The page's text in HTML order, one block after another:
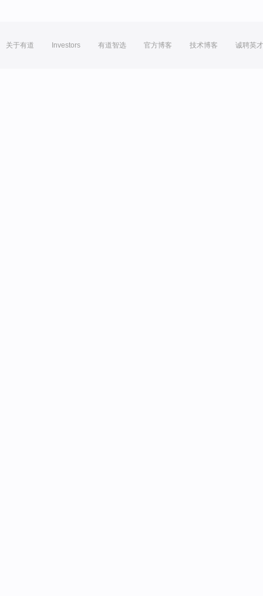
关于有道 Investors 有道智选 官方博客 技术博客 诚聘英才